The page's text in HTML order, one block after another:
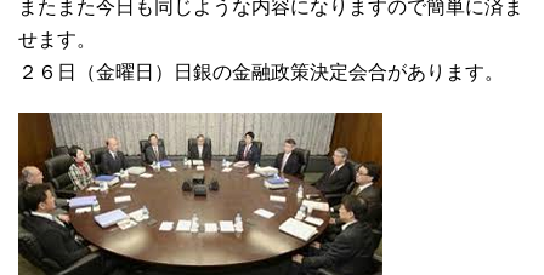
またまた今日も同じような内容になりますので簡単に済ま
せます。
２６日（金曜日）日銀の金融政策決定会合があります。